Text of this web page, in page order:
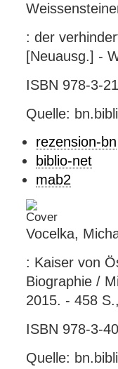
: der
[Neuausg.] -
ISBN 978-3-
Quelle:
rezension-bn
biblio-net
mab2
Vocelka,
: Kaiser von
Biographie /
2015. - 458
ISBN 978-3-
Quelle: